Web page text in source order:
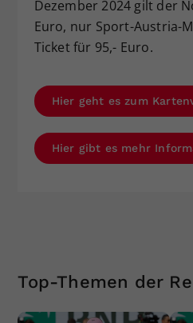
Dezember 2024 gilt der
Euro, nur Sport-Austria-
Ticket für 95,- Euro.
Hier geht es zum
Hier gibt es mehr
Top-Themen der